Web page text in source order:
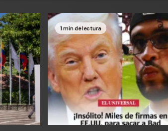
1 min de lectura